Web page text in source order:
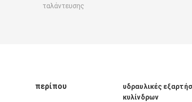
ταλάντευσης
περίπου
υδραυλικές
κυλίνδρων